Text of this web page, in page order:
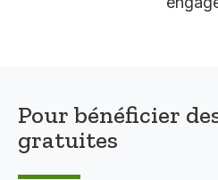
Pour bénéficier
gratuites